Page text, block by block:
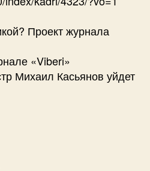
Проект журнала
«Viberi»
Михаил Касьянов уйдет